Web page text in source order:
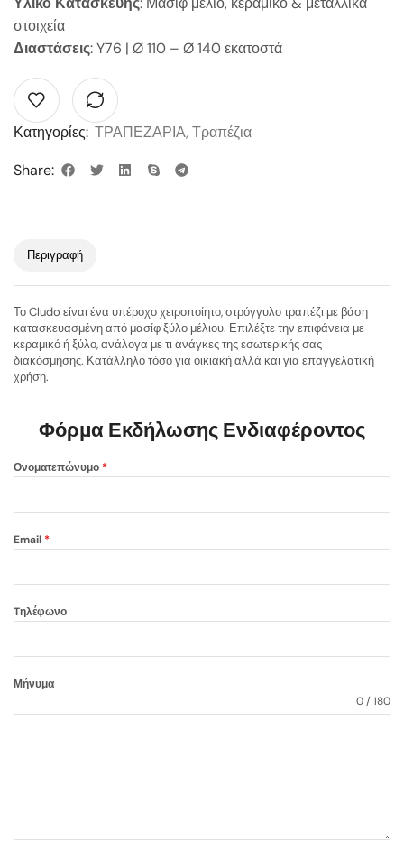
στοιχεία
Διαστάσεις: Y76 | Ø 110 – Ø 140 εκατοστά
Κατηγορίες: ΤΡΑΠΕΖΑΡΙΑ, Τραπέζια
Share:
Περιγραφή
Το Cludo είναι ένα υπέροχο χειροποίητο, στρόγγυλο τραπέζι με βάση
κατασκευασμένη από μασίφ ξύλο μέλιου. Επιλέξτε την επιφάνεια με
κεραμικό ή ξύλο, ανάλογα με τι ανάγκες της εσωτερικής σας
διακόσμησης. Κατάλληλο τόσο για οικιακή αλλά και για επαγγελατική
χρήση.
Φόρμα Εκδήλωσης Ενδιαφέροντος
Ονοματεπώνυμο *
Email *
Tηλέφωνο
Μήνυμα
0 / 180